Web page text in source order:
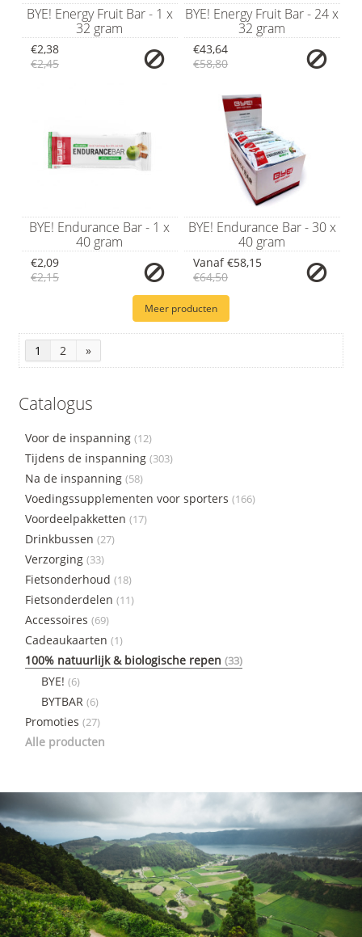
BYE! Energy Fruit Bar - 1 x
32 gram
€2,38
€2,45
BYE! Energy Fruit Bar - 24 x
32 gram
€43,64
€58,80
BYE! Endurance Bar - 1 x
40 gram
€2,09
€2,15
BYE! Endurance Bar - 30 x
40 gram
Vanaf€58,15
€64,50
Meer producten
1 2 »
Catalogus
Voor de inspanning (12)
Tijdens de inspanning (303)
Na de inspanning (58)
Voedingssupplementen voor sporters (166)
Voordeelpakketten (17)
Drinkbussen (27)
Verzorging (33)
Fietsonderhoud (18)
Fietsonderdelen (11)
Accessoires (69)
Cadeaukaarten (1)
100% natuurlijk & biologische repen (33)
BYE! (6)
BYTBAR (6)
Promoties (27)
Alle producten